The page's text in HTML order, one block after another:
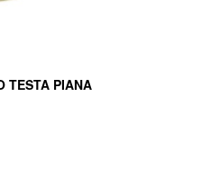
TESTA PIANA